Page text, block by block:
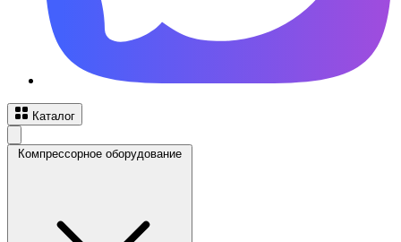
Каталог
Компрессорное оборудование